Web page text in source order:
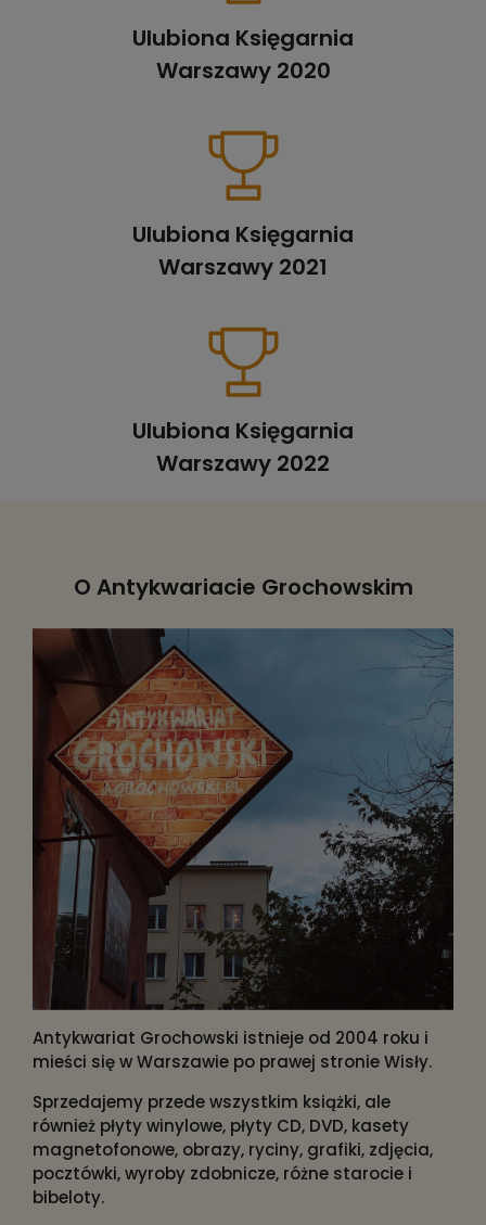
Ulubiona Księgarnia
Warszawy 2020
Ulubiona Księgarnia
Warszawy 2021
Ulubiona Księgarnia
Warszawy 2022
O Antykwariacie Grochowskim
Antykwariat Grochowski istnieje od 2004 roku i
mieści się w Warszawie po prawej stronie Wisły.
Sprzedajemy przede wszystkim książki, ale
również płyty winylowe, płyty CD, DVD, kasety
magnetofonowe, obrazy, ryciny, grafiki, zdjęcia,
pocztówki, wyroby zdobnicze, różne starocie i
bibeloty.